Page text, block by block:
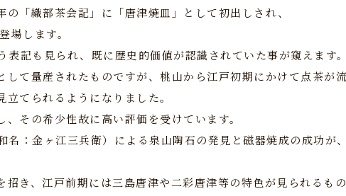
「織部茶会記」に「唐津焼皿」として初出しされ、
場します。
表記も見られ、既に歴史的価値が認識されていた事が窺えます
して量産されたものですが、桃山から江戸初期にかけて点茶が
てられるようになりました。
その希少性故に高い評価を受けています。
名：金ヶ江三兵衛）による泉山陶石の発見と磁器焼成の成功が
招き、江戸前期には三島唐津や二彩唐津等の特色が見られるも